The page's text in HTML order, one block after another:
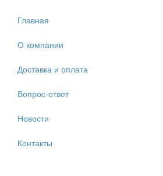
Главная
О компании
Доставка и оплата
Вопрос-ответ
Новости
Контакты